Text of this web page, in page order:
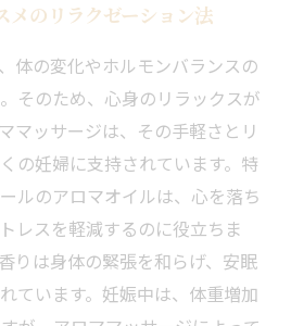
メのリラクゼーション法
体の変化やホルモンバランスの
そのため、心身のリラックスが
マッサージは、その手軽さとリ
の妊婦に支持されています。特
ルのアロマオイルは、心を落ち
レスを軽減するのに役立ちま
りは身体の緊張を和らげ、安眠
ています。妊娠中は、体重増加